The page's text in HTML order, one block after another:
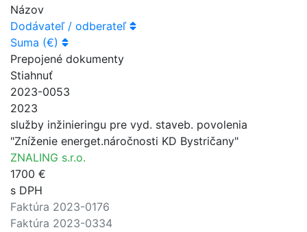
Názov
Dodávateľ / odberateľ
Suma (€)
Prepojené dokumenty
Stiahnuť
2023-0053
2023
služby inžinieringu pre vyd. staveb. povolenia
"Zníženie energet.náročnosti KD Bystričany"
ZNALING s.r.o.
1700 €
s DPH
Faktúra 2023-0176
Faktúra 2023-0334